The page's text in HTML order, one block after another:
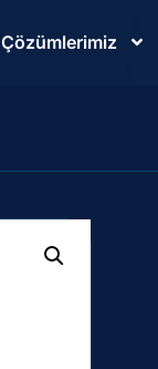
Çözümlerimiz